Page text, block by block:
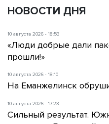
НОВОСТИ ДНЯ
10 августа 2026 - 18:53
«Люди добрые дали
прошли!»
10 августа 2026 - 18:10
На Еманжелинск
10 августа 2026 - 17:23
Сильный результат.